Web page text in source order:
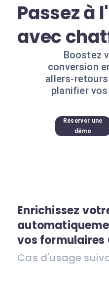
Passez à
avec
Boostez
conversion
allers-
planifier
Réserver une
démo
Enrichissez
vos
Cas d'usage